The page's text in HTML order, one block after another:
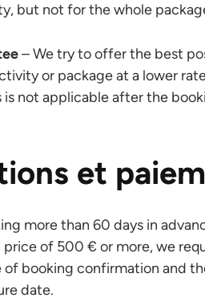
but not for the whole
– We try to offer the best
or package at a lower
is not applicable after the
et
more than 60 days in
of 500 € or more, we
booking confirmation and
date.